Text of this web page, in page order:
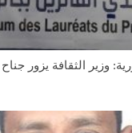
وزير الثقافة يزور جناح